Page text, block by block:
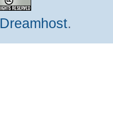
Dreamhost.